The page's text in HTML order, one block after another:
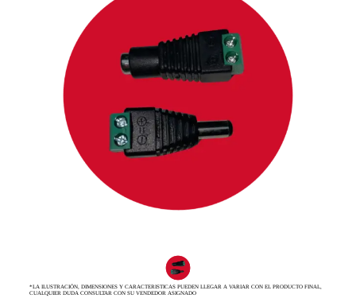
*LA ILUSTRACIÓN, DIMENSIONES Y CARACTERISTICAS PUEDEN LLEGAR A VARIAR CON EL PRODUCTO FINAL,
CUALQUIER DUDA CONSULTAR CON SU VENDEDOR ASIGNADO